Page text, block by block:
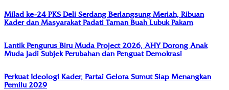
Milad ke-24 PKS Deli Serdang Berlangsung Meriah, Ribuan
Kader dan Masyarakat Padati Taman Buah Lubuk Pakam
Lantik Pengurus Biru Muda Project 2026, AHY Dorong Anak
Muda Jadi Subjek Perubahan dan Penguat Demokrasi
Perkuat Ideologi Kader, Partai Gelora Sumut Siap Menangkan
Pemilu 2029